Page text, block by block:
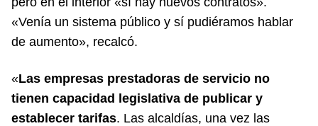
«Venía un sistema público y sí pudiéramos hablar
de aumento», recalcó.
«Las empresas prestadoras de servicio no
tienen capacidad legislativa de publicar y
establecer tarifas. Las alcaldías, una vez las